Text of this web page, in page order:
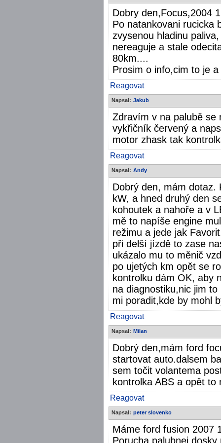
Dobry den,Focus,2004
Po natankovani rucicka
zvysenou hladinu
nereaguje a stale
80km....
Prosim o info,cim to je
Reagovat
Napsal: Jakub
Zdravím v na palubě se
vykřičník červený a
motor zhask tak
Reagovat
Napsal: Andy
Dobrý den, mám dotaz.
kW, a hned druhý den
kohoutek a nahoře a v
mě to napíše engine
režimu a jede jak
při delší jízdě to zase
ukázalo mu to měnič
po ujetých km opět se
kontrolku dám OK, aby
na diagnostiku,nic jim
mi poradit,kde by mohl
Reagovat
Napsal: Milan
Dobrý den,mám ford
startovat auto.dalsem
sem točit volantema
kontrolka ABS a opět
Reagovat
Napsal: peter slovenko
Máme ford fusion 2007
Porucha palubnej